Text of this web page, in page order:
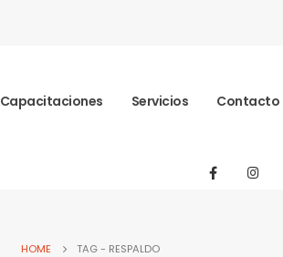
Capacitaciones Servicios Contacto
HOME TAG - RESPALDO